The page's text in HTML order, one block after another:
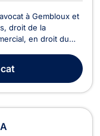
à Gembloux et
droit de la
en droit du
civile. Il vous